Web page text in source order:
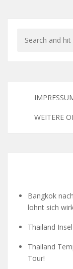
WEITERE
Bangkok
lohnt sich
Thailand
Thailand
Tour!